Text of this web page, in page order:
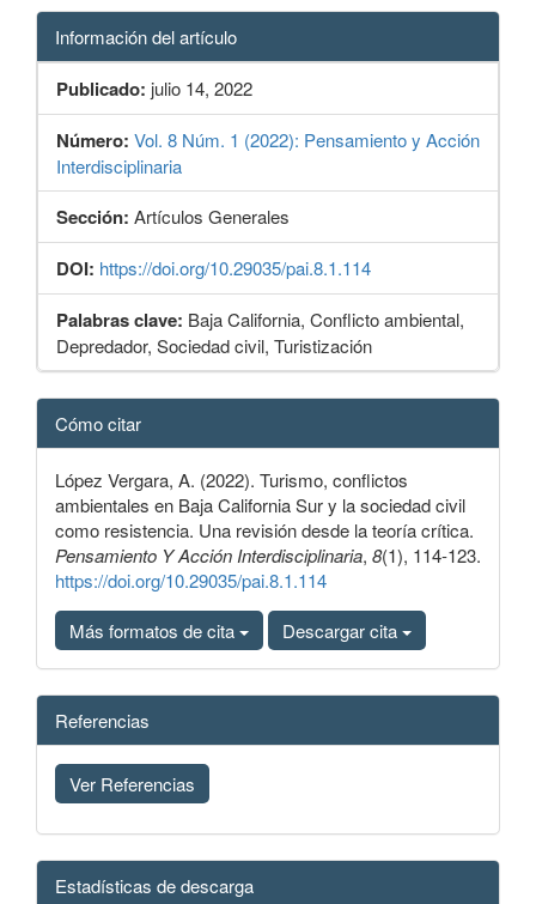
Información del artículo
Publicado: julio 14, 2022
Número: Vol. 8 Núm. 1 (2022): Pensamiento y Acción
Interdisciplinaria
Sección: Artículos Generales
DOI: https://doi.org/10.29035/pai.8.1.114
Palabras clave: Baja California, Conflicto ambiental,
Depredador, Sociedad civil, Turistización
Detalles
del
artículo
Cómo citar
López Vergara, A. (2022). Turismo, conflictos
ambientales en Baja California Sur y la sociedad civil
como resistencia. Una revisión desde la teoría crítica.
Pensamiento Y Acción Interdisciplinaria, 8(1), 114-123.
https://doi.org/10.29035/pai.8.1.114
Más formatos de cita
Descargar cita
Referencias
Ver Referencias
Estadísticas de descarga